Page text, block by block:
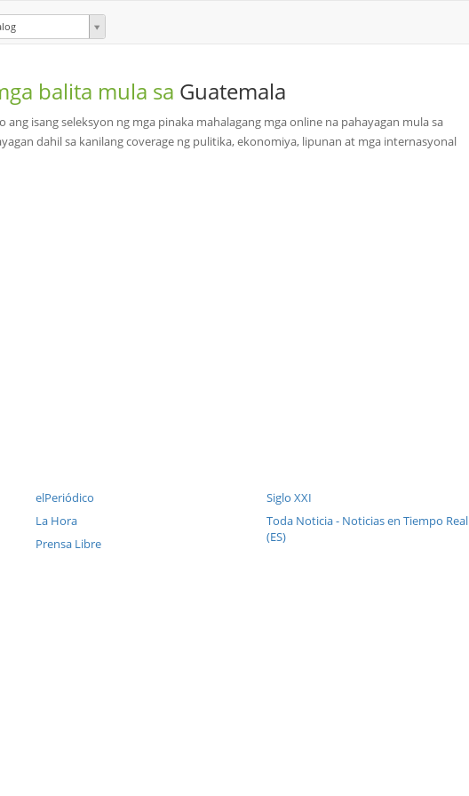
balita mula sa Guatemala
ang isang seleksyon ng mga pinaka mahalagang mga online na pahayagan mula sa
dahil sa kanilang coverage ng pulitika, ekonomiya, lipunan at mga internasyonal
elPeriódico
La Hora
Prensa Libre
Siglo XXI
Toda Noticia - Noticias en Tiempo Real
(ES)